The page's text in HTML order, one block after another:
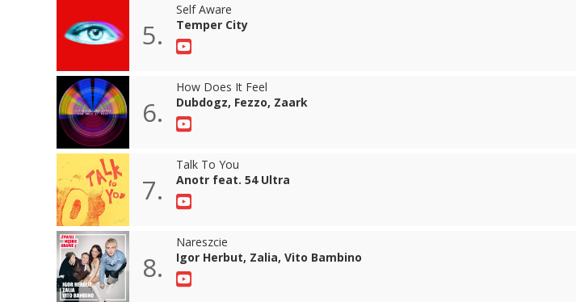
5.
Self Aware
Temper City
6.
How Does It Feel
Dubdogz, Fezzo, Zaark
7.
Talk To You
Anotr feat. 54 Ultra
8.
Nareszcie
Igor Herbut, Zalia, Vito Bambino